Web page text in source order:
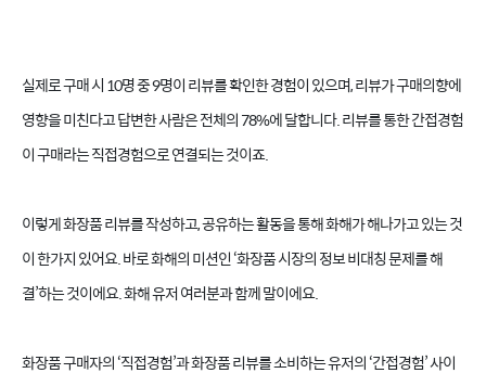
실제로 구매 시 10명 중 9명이 리뷰를 확인한 경험이 있으며, 리뷰가 구매의향에
영향을 미친다고 답변한 사람은 전체의 78%에 달합니다. 리뷰를 통한 간접경험
이 구매라는 직접경험으로 연결되는 것이죠.
이렇게 화장품 리뷰를 작성하고, 공유하는 활동을 통해 화해가 해나가고 있는 것
이 한가지 있어요. 바로 화해의 미션인 ‘화장품 시장의 정보 비대칭 문제를 해
결’하는 것이에요. 화해 유저 여러분과 함께 말이에요.
화장품 구매자의 ‘직접경험’과 화장품 리뷰를 소비하는 유저의 ‘간접경험’ 사이